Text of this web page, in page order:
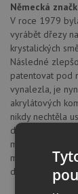
Německá
V roce 1979
vyrábět dřezy
krystalických
Následné
patentovat pod
vynalezla, je
akrylátových
nikdy nechtěla
dopředu.
má absolutně
materiálů na
díky